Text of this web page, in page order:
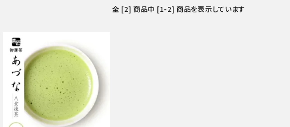
湯のみ
全 [2] 商品中 [1-2] 商品を表示しています